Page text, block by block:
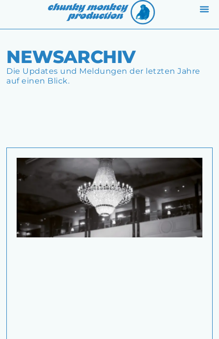
NEWSARCHIV
Die Updates und Meldungen der letzten Jahre
auf einen Blick.